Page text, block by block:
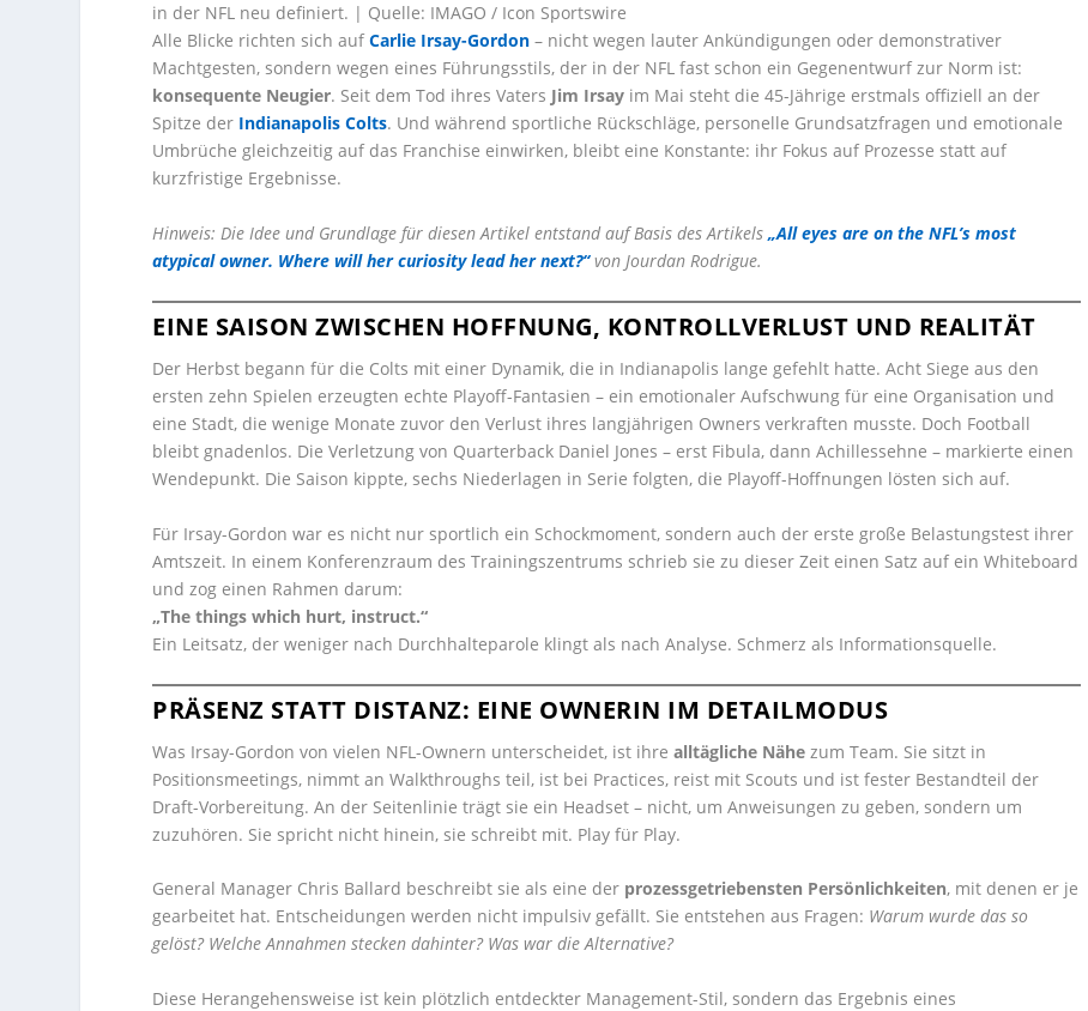
in der NFL neu definiert. | Quelle: IMAGO / Icon Sportswire
Alle Blicke richten sich aufCarlie Irsay-Gordon – nicht wegen lauter Ankündigungen oder demonstrativer
Machtgesten, sondern wegen eines Führungsstils, der in der NFL fast schon ein Gegenentwurf zur Norm ist:
konsequente Neugier. Seit dem Tod ihres Vaters Jim Irsay im Mai steht die 45-Jährige erstmals offiziell an der
Spitze der Indianapolis Colts. Und während sportliche Rückschläge, personelle Grundsatzfragen und emotionale
Umbrüche gleichzeitig auf das Franchise einwirken, bleibt eine Konstante: ihr Fokus auf Prozesse statt auf
kurzfristige Ergebnisse.
Hinweis: Die Idee und Grundlage für diesen Artikel entstand auf Basis des Artikels„All eyes are on the NFL’s most
atypical owner. Where will her curiosity lead her next?“von Jourdan Rodrigue.
EINE SAISON ZWISCHEN HOFFNUNG, KONTROLLVERLUST UND REALITÄT
Der Herbst begann für die Colts mit einer Dynamik, die in Indianapolis lange gefehlt hatte. Acht Siege aus den
ersten zehn Spielen erzeugten echte Playoff-Fantasien – ein emotionaler Aufschwung für eine Organisation und
eine Stadt, die wenige Monate zuvor den Verlust ihres langjährigen Owners verkraften musste. Doch Football
bleibt gnadenlos. Die Verletzung von Quarterback Daniel Jones – erst Fibula, dann Achillessehne – markierte einen
Wendepunkt. Die Saison kippte, sechs Niederlagen in Serie folgten, die Playoff-Hoffnungen lösten sich auf.
Für Irsay-Gordon war es nicht nur sportlich ein Schockmoment, sondern auch der erste große Belastungstest ihrer
Amtszeit. In einem Konferenzraum des Trainingszentrums schrieb sie zu dieser Zeit einen Satz auf ein Whiteboard
und zog einen Rahmen darum:
„The things which hurt, instruct.“
Ein Leitsatz, der weniger nach Durchhalteparole klingt als nach Analyse. Schmerz als Informationsquelle.
PRÄSENZ STATT DISTANZ: EINE OWNERIN IM DETAILMODUS
Was Irsay-Gordon von vielen NFL-Ownern unterscheidet, ist ihrealltägliche Nähe zum Team. Sie sitzt in
Positionsmeetings, nimmt an Walkthroughs teil, ist bei Practices, reist mit Scouts und ist fester Bestandteil der
Draft-Vorbereitung. An der Seitenlinie trägt sie ein Headset – nicht, um Anweisungen zu geben, sondern um
zuzuhören. Sie spricht nicht hinein, sie schreibt mit. Play für Play.
General Manager Chris Ballard beschreibt sie als eine der prozessgetriebensten Persönlichkeiten, mit denen er je
gearbeitet hat. Entscheidungen werden nicht impulsiv gefällt. Sie entstehen aus Fragen: Warum wurde das so
gelöst? Welche Annahmen stecken dahinter? Was war die Alternative?
Diese Herangehensweise ist kein plötzlich entdeckter Management-Stil, sondern das Ergebnis eines